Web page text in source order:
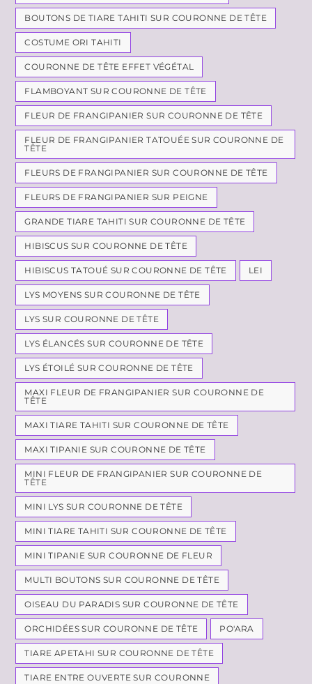
BOUTONS DE TIARE TAHITI SUR COURONNE DE TÊTE
COSTUME ORI TAHITI
COURONNE DE TÊTE EFFET VÉGÉTAL
FLAMBOYANT SUR COURONNE DE TÊTE
FLEUR DE FRANGIPANIER SUR COURONNE DE TÊTE
FLEUR DE FRANGIPANIER TATOUÉE SUR COURONNE DE
TÊTE
FLEURS DE FRANGIPANIER SUR COURONNE DE TÊTE
FLEURS DE FRANGIPANIER SUR PEIGNE
GRANDE TIARE TAHITI SUR COURONNE DE TÊTE
HIBISCUS SUR COURONNE DE TÊTE
HIBISCUS TATOUÉ SUR COURONNE DE TÊTE LEI
LYS MOYENS SUR COURONNE DE TÊTE
LYS SUR COURONNE DE TÊTE
LYS ÉLANCÉS SUR COURONNE DE TÊTE
LYS ÉTOILÉ SUR COURONNE DE TÊTE
MAXI FLEUR DE FRANGIPANIER SUR COURONNE DE
TÊTE
MAXI TIARE TAHITI SUR COURONNE DE TÊTE
MAXI TIPANIE SUR COURONNE DE TÊTE
MINI FLEUR DE FRANGIPANIER SUR COURONNE DE
TÊTE
MINI LYS SUR COURONNE DE TÊTE
MINI TIARE TAHITI SUR COURONNE DE TÊTE
MINI TIPANIE SUR COURONNE DE FLEUR
MULTI BOUTONS SUR COURONNE DE TÊTE
OISEAU DU PARADIS SUR COURONNE DE TÊTE
ORCHIDÉES SUR COURONNE DE TÊTE PO'ARA
TIARE APETAHI SUR COURONNE DE TÊTE
TIARE ENTRE OUVERTE SUR COURONNE